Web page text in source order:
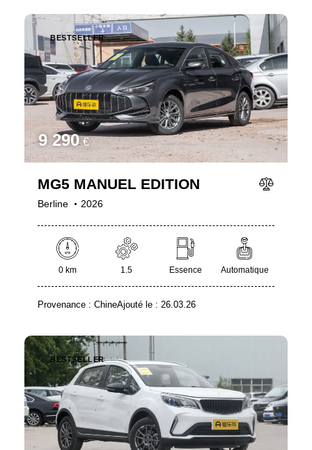
BESTSELLER
9 290 €
MG5 MANUEL EDITION
Berline 2026
0 km 1.5 Essence Automatique
Provenance : ChineAjouté le : 26.03.26
BESTSELLER